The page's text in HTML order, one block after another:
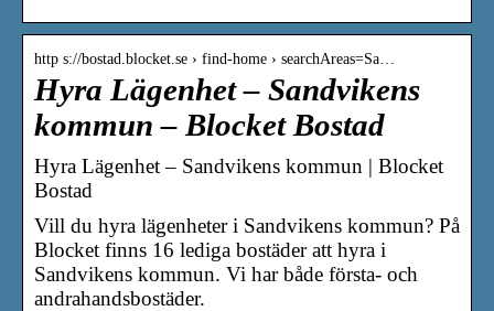
http s://bostad.blocket.se › find-home › searchAreas=Sa…
Hyra Lägenhet – Sandvikens
kommun – Blocket Bostad
Hyra Lägenhet – Sandvikens kommun | Blocket
Bostad
Vill du hyra lägenheter i Sandvikens kommun? På
Blocket finns 16 lediga bostäder att hyra i
Sandvikens kommun. Vi har både första- och
andrahandsbostäder.